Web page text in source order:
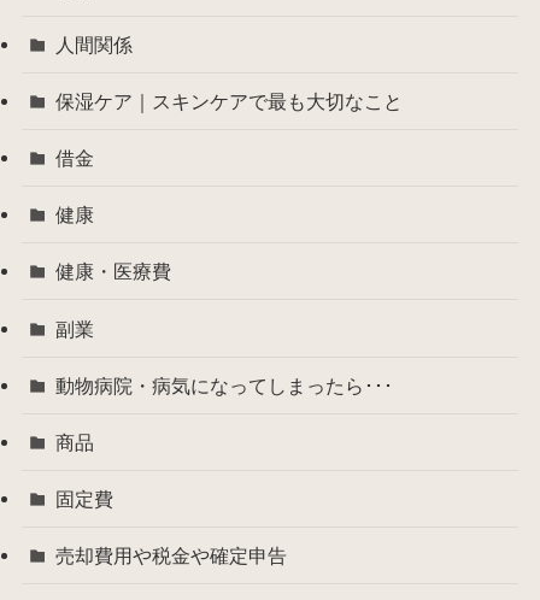
人間関係
保湿ケア｜スキンケアで最も大切なこと
借金
健康
健康・医療費
副業
動物病院・病気になってしまったら･･･
商品
固定費
売却費用や税金や確定申告